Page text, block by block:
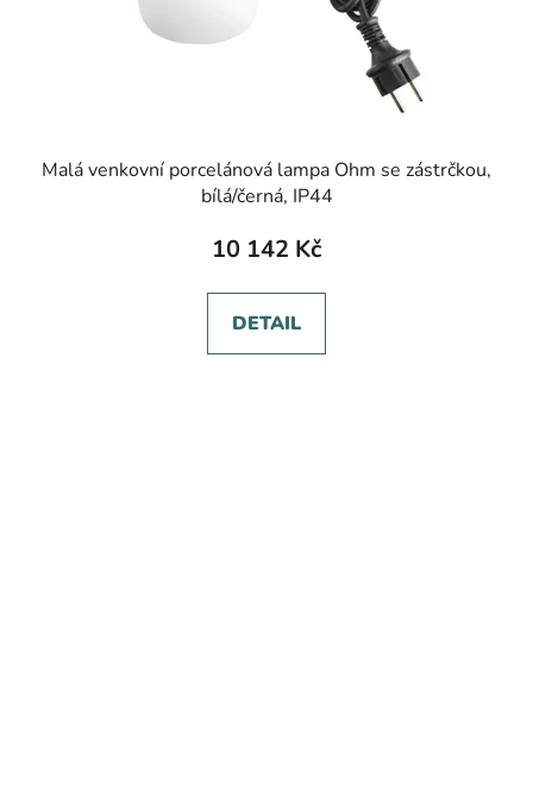
Malá venkovní porcelánová lampa Ohm se zástrčkou,
bílá/černá, IP44
10 142 Kč
DETAIL